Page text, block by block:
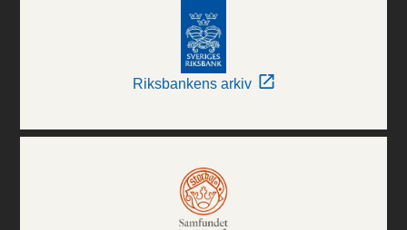
Riksbankens arkiv